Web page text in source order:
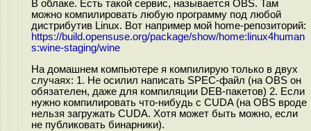
В облаке. Есть такой сервис, называется OBS. Там
можно компилировать любую программу под любой
дистрибутив Linux. Вот например мой home-репозиторий:
https://build.opensuse.org/package/show/home:linux4human
s:wine-staging/wine
На домашнем компьютере я компилирую только в двух
случаях: 1. Не осилил написать SPEC-файл (на OBS он
обязателен, даже для компиляции DEB-пакетов) 2. Если
нужно компилировать что-нибудь с CUDA (на OBS вроде
нельзя загружать CUDA. Хотя может быть можно, если
не публиковать бинарники).